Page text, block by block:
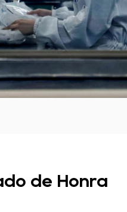
de Honra